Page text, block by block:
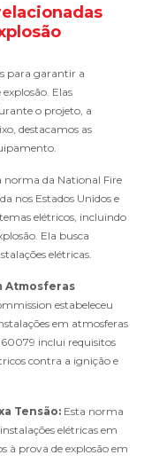
para garantir a
Elas
o projeto, a
destacamos as
norma da National Fire
nos Estados Unidos e
elétricos, incluindo
Ela busca
elétricas.
Atmosferas
estabeleceu
em atmosferas
60079 inclui requisitos
contra a ignição e
Tensão: Esta norma
elétricas em
à prova de explosão em